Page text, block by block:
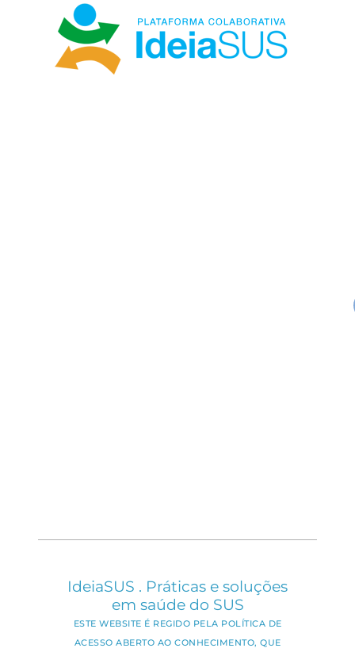
IdeiaSUS . Práticas e soluções
em saúde do SUS
ESTE WEBSITE É REGIDO PELA POLÍTICA DE
ACESSO ABERTO AO CONHECIMENTO, QUE